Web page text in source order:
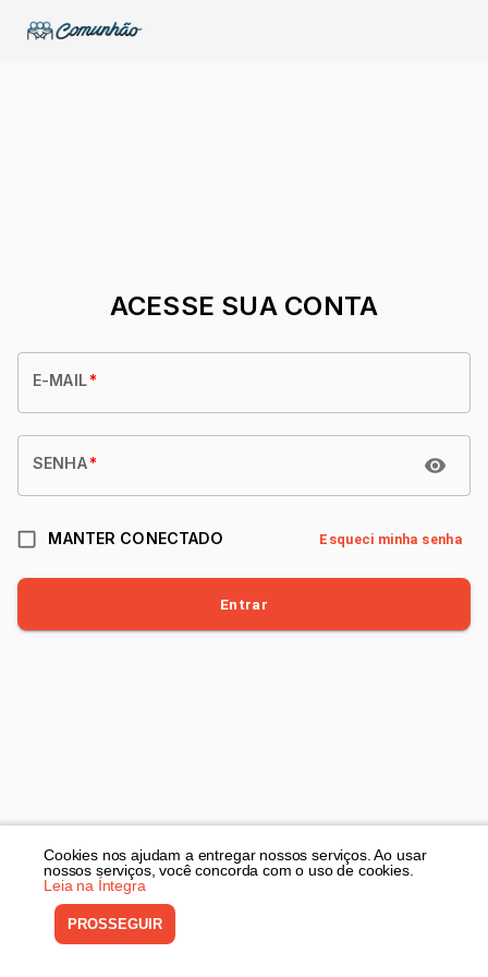
ACESSE SUA CONTA
E-MAIL*
SENHA*
MANTER CONECTADO Esqueci minha senha
Entrar
ABAPAI 2026
Política de Privacidade
Termos de Uso
Cookies nos ajudam a entregar nossos serviços. Ao usar
nossos serviços, você concorda com o uso de cookies.
Leia na Íntegra
PROSSEGUIR